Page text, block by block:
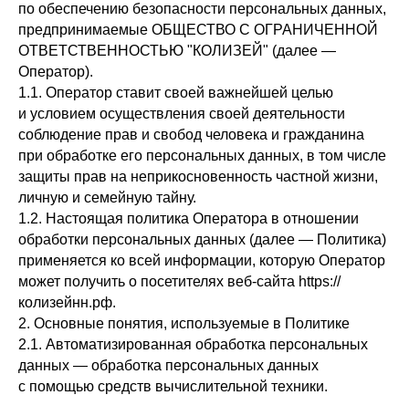
по обеспечению безопасности персональных данных,
предпринимаемые ОБЩЕСТВО С ОГРАНИЧЕННОЙ
ОТВЕТСТВЕННОСТЬЮ "КОЛИЗЕЙ" (далее —
Оператор).
1.1. Оператор ставит своей важнейшей целью
и условием осуществления своей деятельности
соблюдение прав и свобод человека и гражданина
при обработке его персональных данных, в том числе
защиты прав на неприкосновенность частной жизни,
личную и семейную тайну.
1.2. Настоящая политика Оператора в отношении
обработки персональных данных (далее — Политика)
применяется ко всей информации, которую Оператор
может получить о посетителях веб-сайта https://
колизейнн.рф.
2. Основные понятия, используемые в Политике
2.1. Автоматизированная обработка персональных
данных — обработка персональных данных
с помощью средств вычислительной техники.